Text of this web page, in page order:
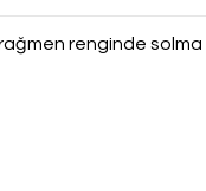
renginde